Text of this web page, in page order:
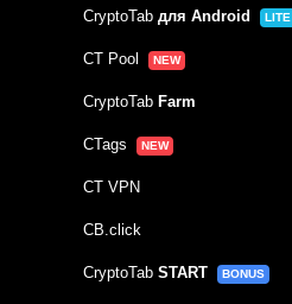
CryptoTab для Android LITE
CT Pool NEW
CryptoTab Farm
CTags NEW
CT VPN
CB.click
CryptoTab START BONUS